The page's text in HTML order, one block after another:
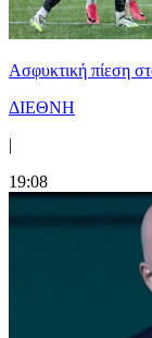
Ασφυκτική πίεση
ΔΙΕΘΝΗ
|
19:08